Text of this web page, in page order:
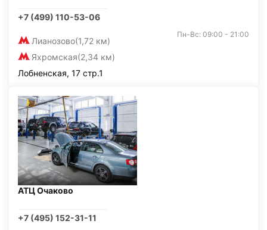
+7 (499) 110-53-06
Лианозово(1,72 км)
Яхромская(2,34 км)
Пн-Вс: 09:00 - 21:00
Лобненская, 17 стр.1
АТЦ Очаково
+7 (495) 152-31-11